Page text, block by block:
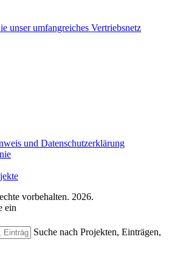
unser umfangreiches Vertriebsnetz
und Datenschutzerklärung
vorbehalten. 2026.
ein
Suche nach Projekten, Einträgen,